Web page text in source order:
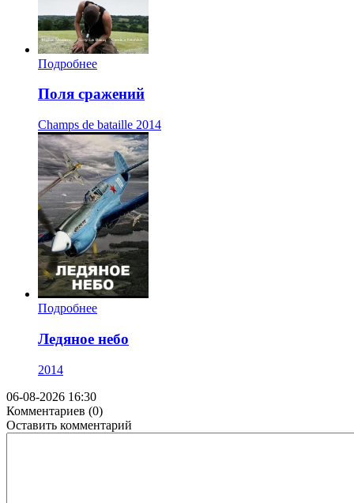
Подробнее
Поля сражений
Champs de bataille 2014
Подробнее
Ледяное небо
2014
06-08-2026 16:30
Комментариев (0)
Оставить комментарий